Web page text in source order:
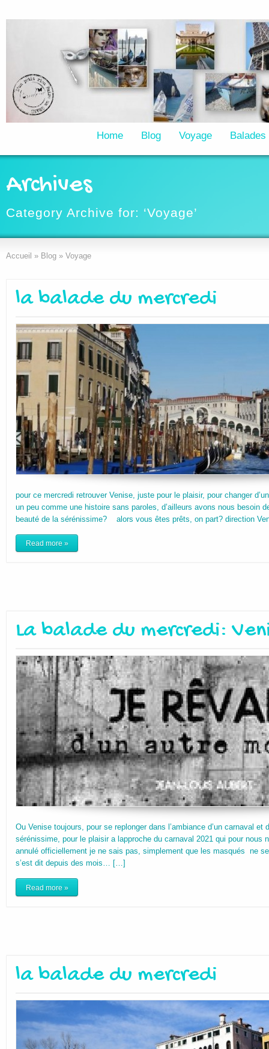
Home Blog Voyage Balades
Archives
Category Archive for: ‘Voyage’
Accueil » Blog » Voyage
la balade du mercredi
pour ce mercredi retrouver Venise, juste pour le plaisir, pour changer
un peu comme une histoire sans paroles, d’ailleurs avons nous besoin
beauté de la sérénissime? alors vous êtes prêts, on part? direction
Read more »
La balade du mercredi:
Ou Venise toujours, pour se replonger dans l’ambiance d’un carnaval et
sérénissime, pour le plaisir a lapproche du carnaval 2021 qui pour nous
annulé officiellement je ne sais pas, simplement que les masqués ne
s’est dit depuis des mois… […]
Read more »
la balade du mercredi